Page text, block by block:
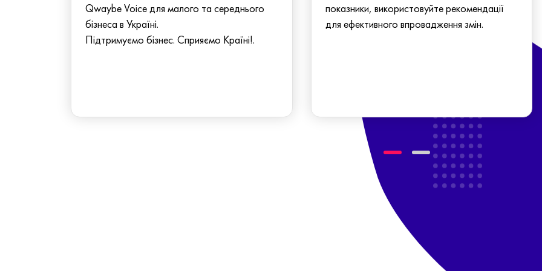
Qwaybe Voice для малого та середнього
бізнеса в Україні.
Підтримуємо бізнес. Сприяємо Країні!.
показники, використовуйте рекомендації
для ефективного впровадження змін.